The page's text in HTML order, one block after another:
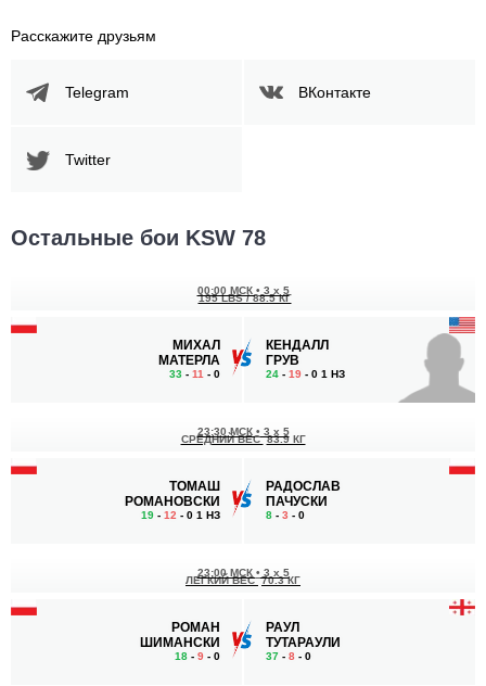
Расскажите друзьям
Telegram ВКонтакте
Twitter
Остальные бои KSW 78
МИХАЛ
МАТЕРЛА
33 - 11 - 0
00:00 МСК • 3 x 5
195 LBS / 88.5 КГ
КЕНДАЛЛ
ГРУВ
24 - 19 - 0 1 НЗ
ТОМАШ
РОМАНОВСКИ
19 - 12 - 0 1 НЗ
23:30 МСК • 3 x 5
СРЕДНИЙ ВЕС 83.9 КГ
РАДОСЛАВ
ПАЧУСКИ
8 - 3 - 0
РОМАН
ШИМАНСКИ
18 - 9 - 0
23:00 МСК • 3 x 5
ЛЕГКИЙ ВЕС 70.3 КГ
РАУЛ
ТУТАРАУЛИ
37 - 8 - 0